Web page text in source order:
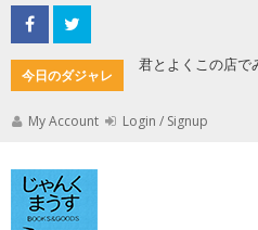
Skip
to
content
今日のダジャレ
くこの店でみのもんた
My Account Login / Signup